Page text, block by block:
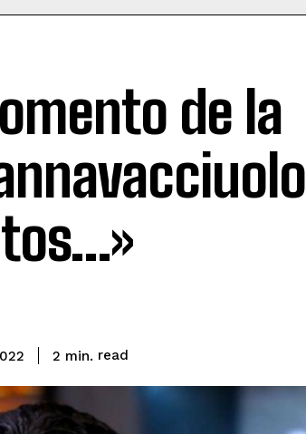
de la
2 min. read